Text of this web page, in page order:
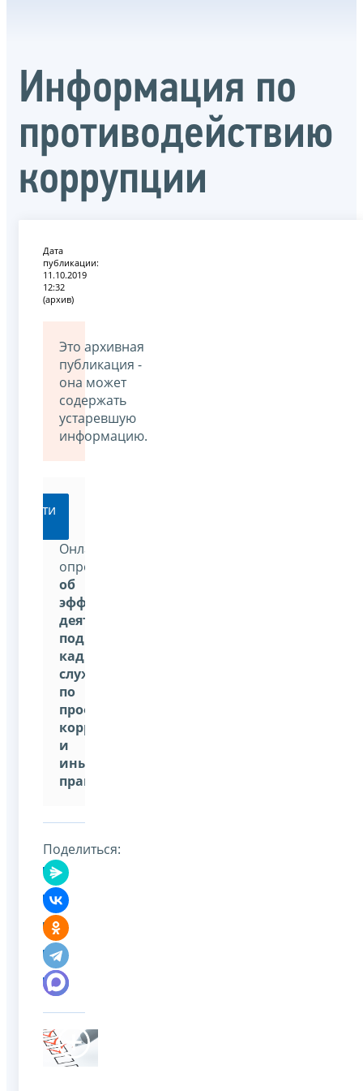
Информация по
противодействию
коррупции
Дата
публикации:
11.10.2019
12:32
(архив)
Это архивная
публикация -
она может
содержать
устаревшую
информацию.
Перейти
Онлайн-
опрос
об
эффективности
деятельности
подразделений
кадровых
служб
по
профилактике
коррупционных
и
иных
правонарушений
Поделиться: